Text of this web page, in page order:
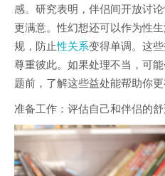
感。研究表明，伴侣间开放讨
更满意。性幻想还可以作为性
规，防止性关系变得单调。这
尊重彼此。如果处理不当，可
题前，了解这些益处能帮助你更
准备工作：评估自己和伴侣的